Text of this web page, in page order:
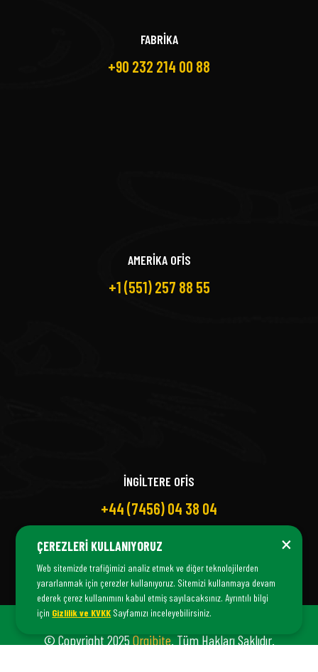
FABRİKA
+90 232 214 00 88
AMERİKA OFİS
+1 (551) 257 88 55
İNGİLTERE OFİS
+44 (7456) 04 38 04
© Copyright 2025Orgibite. Tüm Hakları Saklıdır.
×
ÇEREZLERI KULLANIYORUZ
Web sitemizde trafiğimizi analiz etmek ve diğer teknolojilerden
yararlanmak için çerezler kullanıyoruz. Sitemizi kullanmaya devam
ederek çerez kullanımını kabul etmiş sayılacaksınız. Ayrıntılı bilgi
için Gizlilik ve KVKK Sayfamızı inceleyebilirsiniz.